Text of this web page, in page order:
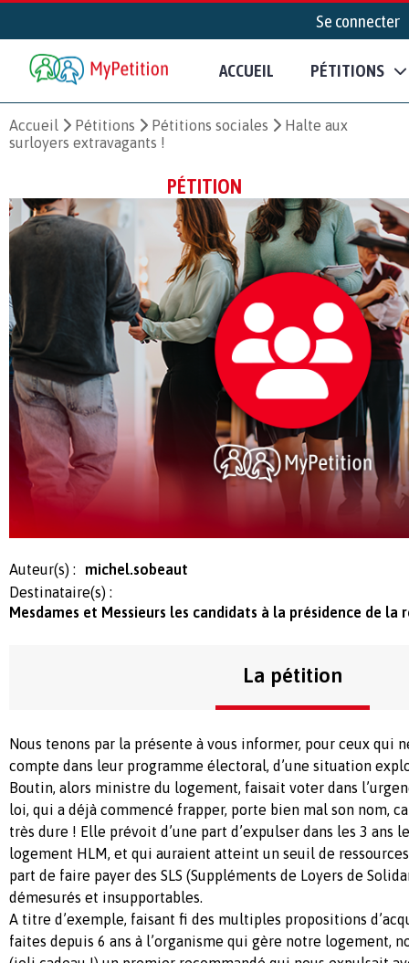
Se connecter
ACCUEIL PÉTITIONS
Accueil Pétitions Pétitions sociales
Halte aux
surloyers extravagants !
PÉTITION
Auteur(s) :
michel.sobeaut
Destinataire(s) :
Mesdames et Messieurs les candidats à la présidence de la
La pétition
Nous tenons par la présente à vous informer, pour ceux qui
compte dans leur programme électoral, d’une situation
Boutin, alors ministre du logement, faisait voter dans
loi, qui a déjà commencé frapper, porte bien mal son nom,
très dure ! Elle prévoit d’une part d’expulser dans les 3 ans
logement HLM, et qui auraient atteint un seuil de
part de faire payer des SLS (Suppléments de Loyers de
démesurés et insupportables.
A titre d’exemple, faisant fi des multiples propositions
faites depuis 6 ans à l’organisme qui gère notre logement,